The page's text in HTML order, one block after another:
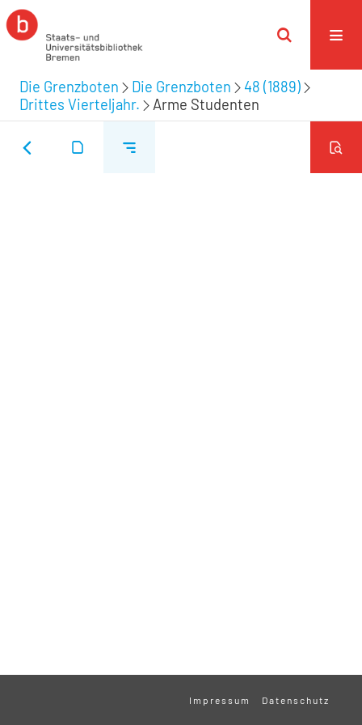
Die Grenzboten Die Grenzboten
48 (1889)
Drittes Vierteljahr.
Arme Studenten
Impressum Datenschutz